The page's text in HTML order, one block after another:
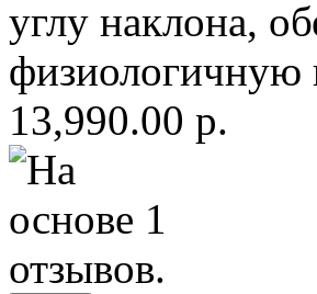
углу наклона,
физиологичную
13,990.00 р.